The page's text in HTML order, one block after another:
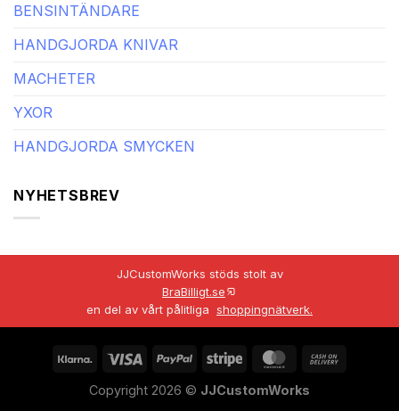
BENSINTÄNDARE
HANDGJORDA KNIVAR
MACHETER
YXOR
HANDGJORDA SMYCKEN
NYHETSBREV
JJCustomWorks stöds stolt av
BraBilligt.se
en del av vårt pålitliga shoppingnätverk.
Copyright 2026 © JJCustomWorks